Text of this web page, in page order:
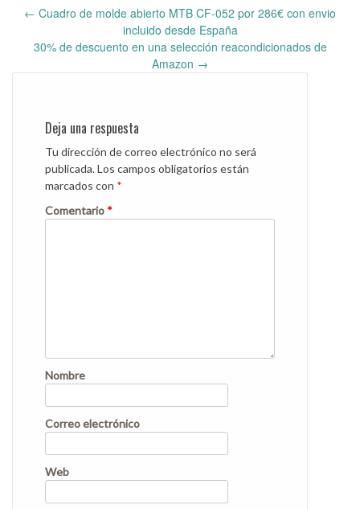
navigation
← Cuadro de molde abierto MTB CF-052 por 286€ con envio
incluido desde España
30% de descuento en una selección reacondicionados de
Amazon →
Deja una respuesta
Tu dirección de correo electrónico no será
publicada.Los campos obligatorios están
marcados con *
Comentario *
Nombre
Correo electrónico
Web